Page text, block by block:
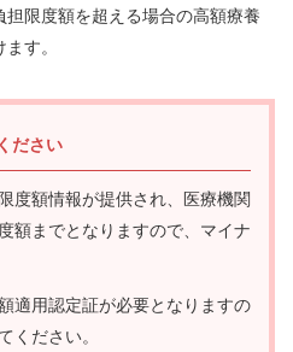
限度額を超える場合の高額療養
す。
ださい
度額情報が提供され、医療機関
額までとなりますので、マイナ
適用認定証が必要となりますの
ください。